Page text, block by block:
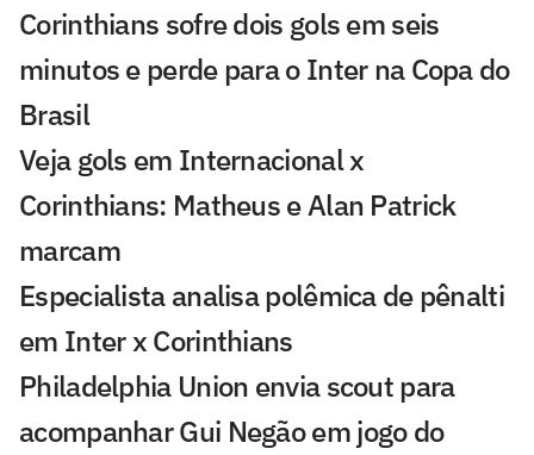
Corinthians sofre dois gols em seis
minutos e perde para o Inter na Copa do
Brasil
Veja gols em Internacional x
Corinthians: Matheus e Alan Patrick
marcam
Especialista analisa polêmica de pênalti
em Inter x Corinthians
Philadelphia Union envia scout para
acompanhar Gui Negão em jogo do